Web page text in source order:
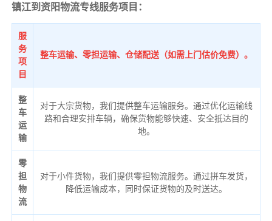
镇江到资阳物流专线服务项目：
服
务
项
目
整车运输、零担运输、仓储配送（如需上门估价免费）。
整
车
运
输
对于大宗货物，我们提供整车运输服务。通过优化运输线
路和合理安排车辆，确保货物能够快速、安全抵达目的
地。
零
担
物
流
对于小件货物，我们提供零担物流服务。通过拼车发货，
降低运输成本，同时保证货物的及时送达。